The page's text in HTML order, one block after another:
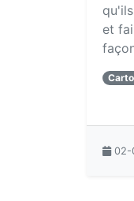
et
02-